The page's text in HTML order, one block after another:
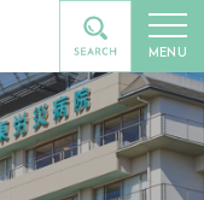
MENU